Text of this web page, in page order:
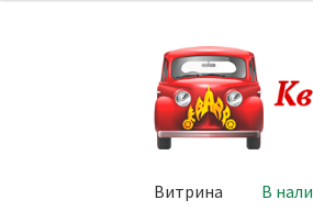
Перейти
к
навигации
Перейти
к
содержимому
Витрина В